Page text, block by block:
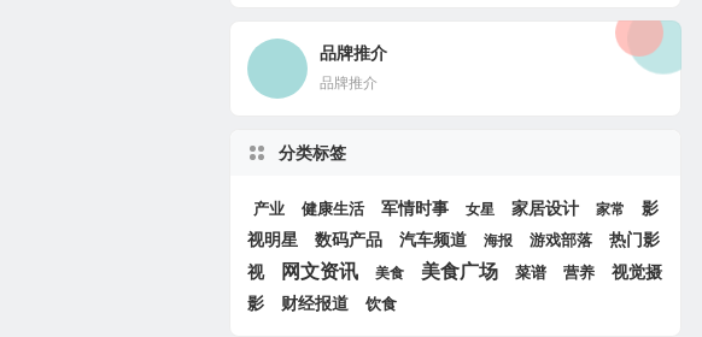
品牌推介
品牌推介
分类标签
产业 健康生活 军情时事 女星 家居设计 家常
影
视明星
数码产品 汽车频道 海报 游戏部落
热门影
视
网文资讯 美食 美食广场 菜谱 营养
视觉摄
影
财经报道 饮食